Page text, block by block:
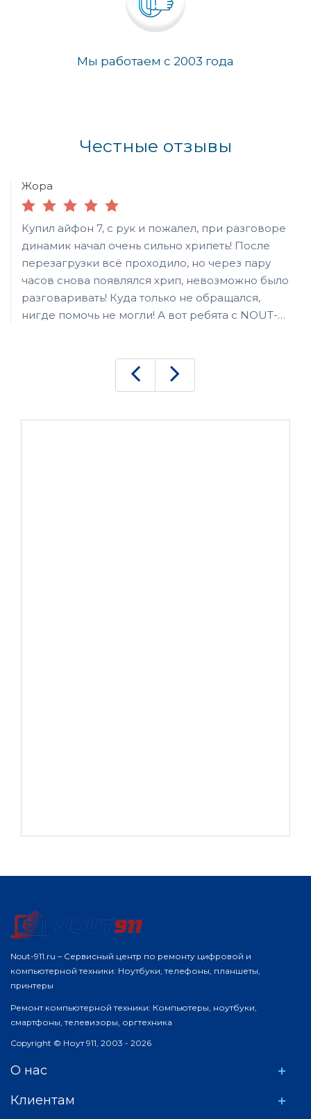
Мы работаем с 2003 года
Честные отзывы
Жора
Купил айфон 7, с рук и пожалел, при разговоре
динамик начал очень сильно хрипеть! После
перезагрузки всё проходило, но через пару
часов снова появлялся хрип, невозможно было
разговаривать! Куда только не обращался,
нигде помочь не могли! А вот ребята с NOUT-
конечно не из дешёвых получился около 4 тр,
но зато айфон работает и я доволен! Спасибо!
Nout-911.ru – Сервисный центр по ремонту цифровой и
компьютерной техники: Ноутбуки, телефоны, планшеты,
принтеры
Ремонт компьютерной техники: Компьютеры, ноутбуки,
смартфоны, телевизоры, оргтехника
Copyright © Ноут 911, 2003 - 2026
О нас
Клиентам